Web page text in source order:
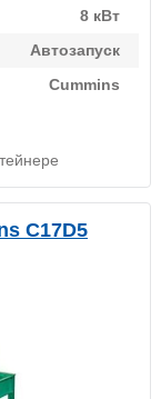
8 кВт
Автозапуск
Cummins
C17D5